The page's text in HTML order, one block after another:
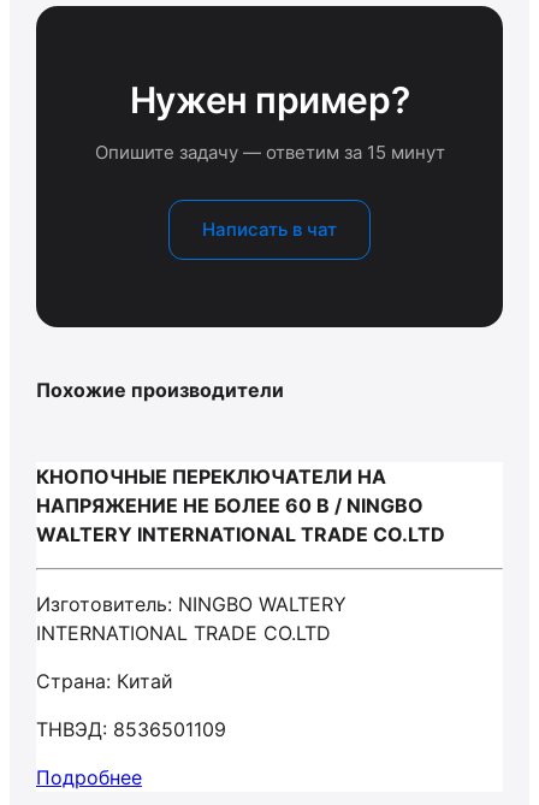
Нужен пример?
Опишите задачу — ответим за 15 минут
Написать в чат
Похожие производители
КНОПОЧНЫЕ ПЕРЕКЛЮЧАТЕЛИ НА
НАПРЯЖЕНИЕ НЕ БОЛЕЕ 60 В / NINGBO
WALTERY INTERNATIONAL TRADE CO.LTD
Изготовитель: NINGBO WALTERY
INTERNATIONAL TRADE CO.LTD
Страна: Китай
ТНВЭД: 8536501109
Подробнее